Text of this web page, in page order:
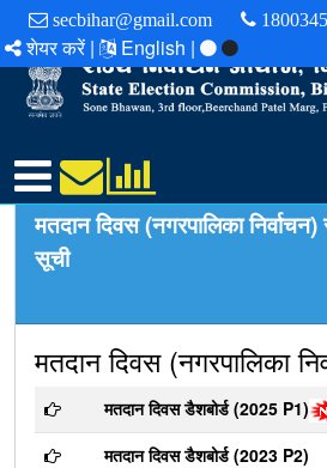
secbihar@gmail.com
शेयर करें | English |
मतदान दिवस (नगरपालिका
सूची
मतदान दिवस (नगरपालिका
मतदान दिवस डैशबोर्ड (2025 P1)
मतदान दिवस डैशबोर्ड (2023 P2)